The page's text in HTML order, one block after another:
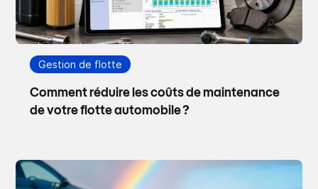
Gestion de flotte
Comment réduire les coûts de maintenance
de votre flotte automobile ?